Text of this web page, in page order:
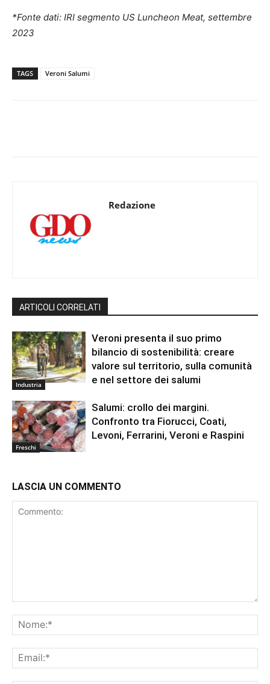
*Fonte dati: IRI segmento US Luncheon Meat, settembre
2023
TAGS Veroni Salumi
Redazione
ARTICOLI CORRELATI
Industria
Veroni presenta il suo primo
bilancio di sostenibilità: creare
valore sul territorio, sulla comunità
e nel settore dei salumi
Freschi
Salumi: crollo dei margini.
Confronto tra Fiorucci, Coati,
Levoni, Ferrarini, Veroni e Raspini
LASCIA UN COMMENTO